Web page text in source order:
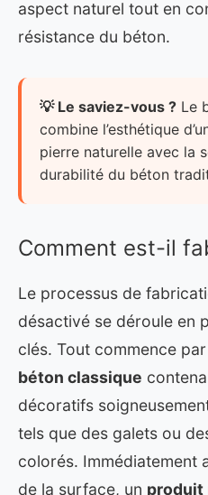
aspect naturel tout en
résistance du béton.
💡 Le saviez-vous ? Le
combine l’esthétique
pierre naturelle avec la
durabilité du béton
Comment est-il
Le processus de
désactivé se déroule en
clés. Tout commence
béton classique
décoratifs
tels que des galets ou
colorés. Immédiatement
de la surface, un produit